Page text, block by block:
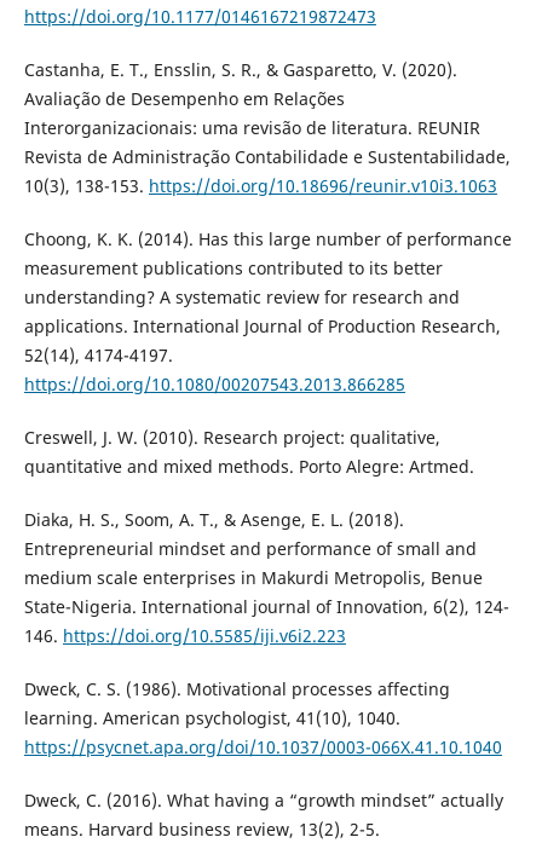
https://doi.org/10.1177/0146167219872473
Castanha, E. T., Ensslin, S. R., & Gasparetto, V. (2020).
Avaliação de Desempenho em Relações
Interorganizacionais: uma revisão de literatura. REUNIR
Revista de Administração Contabilidade e Sustentabilidade,
10(3), 138-153. https://doi.org/10.18696/reunir.v10i3.1063
Choong, K. K. (2014). Has this large number of performance
measurement publications contributed to its better
understanding? A systematic review for research and
applications. International Journal of Production Research,
52(14), 4174-4197.
https://doi.org/10.1080/00207543.2013.866285
Creswell, J. W. (2010). Research project: qualitative,
quantitative and mixed methods. Porto Alegre: Artmed.
Diaka, H. S., Soom, A. T., & Asenge, E. L. (2018).
Entrepreneurial mindset and performance of small and
medium scale enterprises in Makurdi Metropolis, Benue
State-Nigeria. International journal of Innovation, 6(2), 124-
146. https://doi.org/10.5585/iji.v6i2.223
Dweck, C. S. (1986). Motivational processes affecting
learning. American psychologist, 41(10), 1040.
https://psycnet.apa.org/doi/10.1037/0003-066X.41.10.1040
Dweck, C. (2016). What having a “growth mindset” actually
means. Harvard business review, 13(2), 2-5.